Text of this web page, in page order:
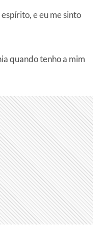
e eu me sinto
quando tenho a mim